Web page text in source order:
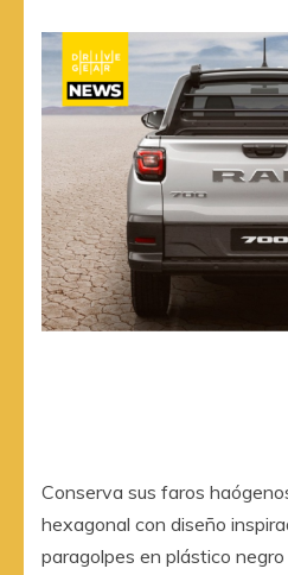
Conserva sus faros
hexagonal con diseño
paragolpes en plástico